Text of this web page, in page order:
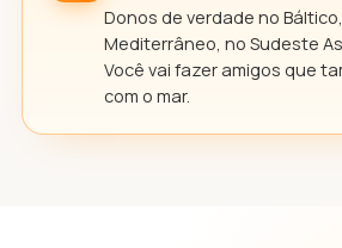
Donos de verdade no
Mediterrâneo, no Sudeste
Você vai fazer amigos que
com o mar.